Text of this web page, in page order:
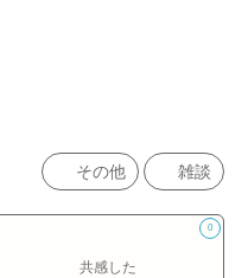
その他 雑談
0
共感した